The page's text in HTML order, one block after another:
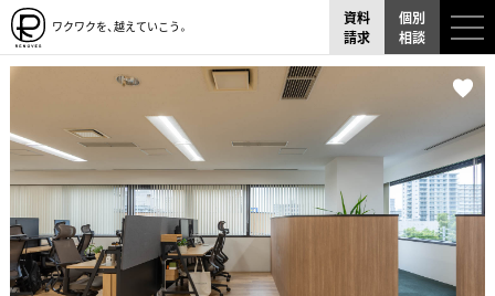
ワクワクを、越えていこう。
資料
請求
個別
相談